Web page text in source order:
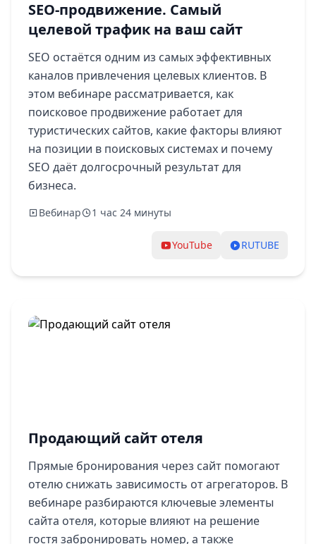
SEO-продвижение. Самый
целевой трафик на ваш сайт
SEO остаётся одним из самых эффективных
каналов привлечения целевых клиентов. В
этом вебинаре рассматривается, как
поисковое продвижение работает для
туристических сайтов, какие факторы влияют
на позиции в поисковых системах и почему
SEO даёт долгосрочный результат для
бизнеса.
Вебинар 1 час 24 минуты
YouTube RUTUBE
Продающий сайт отеля
Прямые бронирования через сайт помогают
отелю снижать зависимость от агрегаторов. В
вебинаре разбираются ключевые элементы
сайта отеля, которые влияют на решение
гостя забронировать номер, а также